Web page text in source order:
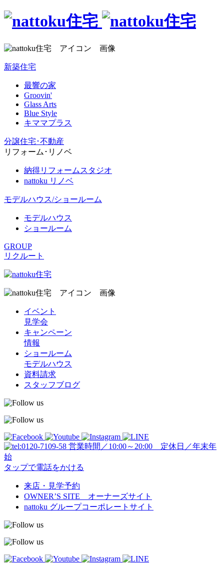
新築住宅
最響の家
Groovin'
Glass Arts
Blue Style
キママプラス
分譲住宅･不動産
リフォーム･リノベ
納得リフォームスタジオ
nattoku リノベ
モデルハウス/ショールーム
モデルハウス
ショールーム
GROUP
リクルート
イベント
見学会
キャンペーン
情報
ショールーム
モデルハウス
資料請求
スタッフブログ
営業時間／10:00～20:00 定休日／年末年
始
タップで電話をかける
来店・見学予約
OWNER’S SITE オーナーズサイト
nattoku グループコーポレートサイト